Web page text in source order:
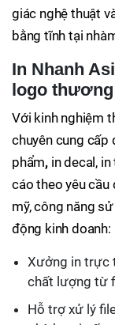
giác nghệ thuật
bằng tĩnh tại
In Nhanh
logo
Với kinh nghiệm
chuyên cung cấp
phẩm, in decal,
cáo theo yêu cầu
mỹ, công năng
động kinh doanh:
Xưởng in trực
chất lượng từ
Hỗ trợ xử lý